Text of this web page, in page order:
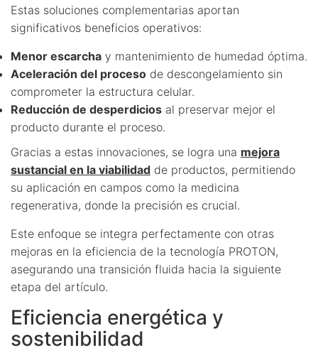
Estas soluciones complementarias aportan
significativos beneficios operativos:
Menor escarcha y mantenimiento de humedad óptima.
Aceleración del proceso de descongelamiento sin
comprometer la estructura celular.
Reducción de desperdicios al preservar mejor el
producto durante el proceso.
Gracias a estas innovaciones, se logra una mejora
sustancial en la viabilidad de productos, permitiendo
su aplicación en campos como la medicina
regenerativa, donde la precisión es crucial.
Este enfoque se integra perfectamente con otras
mejoras en la eficiencia de la tecnología PROTON,
asegurando una transición fluida hacia la siguiente
etapa del artículo.
Eficiencia energética y
sostenibilidad